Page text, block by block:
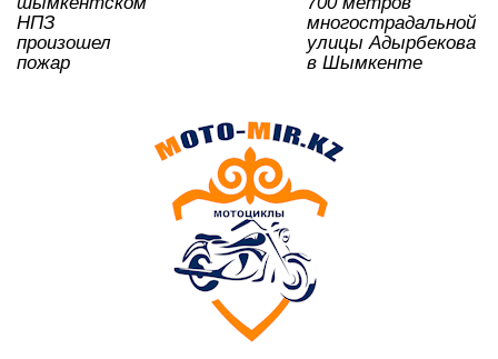
НПЗ
произошел
пожар
многострадальной
улицы Адырбекова
в Шымкенте